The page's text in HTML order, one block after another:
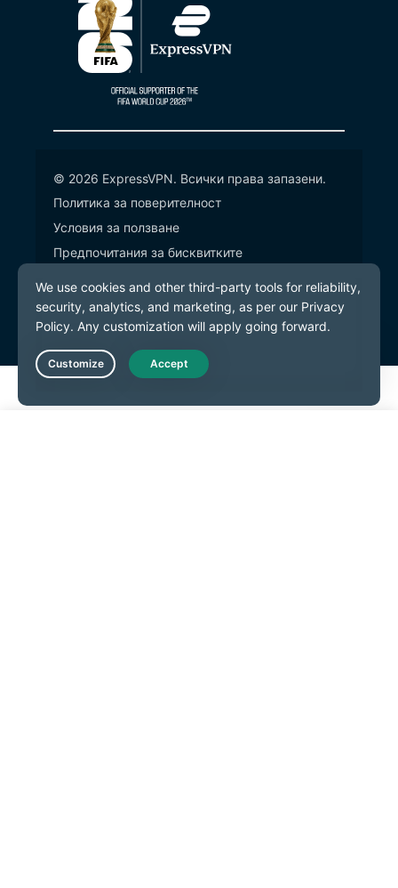
© 2026 ExpressVPN. Всички права запазени.
Политика за поверителност
Условия за ползване
Предпочитания за бисквитките